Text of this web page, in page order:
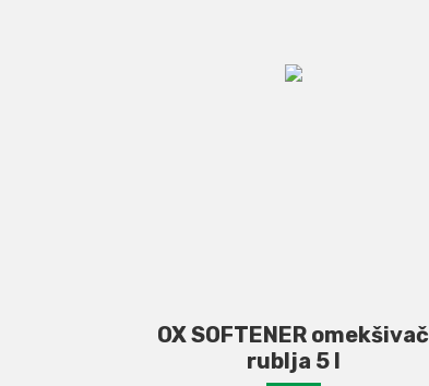
OX SOFTENER omekšivač
rublja 5 l